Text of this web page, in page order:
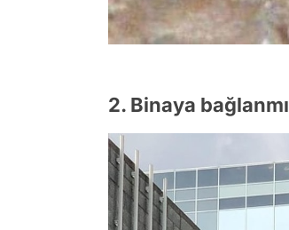
2. Binaya